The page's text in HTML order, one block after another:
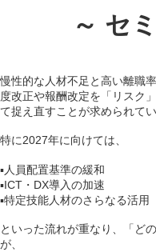
～ セ
慢性的な人材不足と高い離職
度改正や報酬改定を「リスク
て捉え直すことが求められてい
特に2027年に向けては、
▪人員配置基準の緩和
▪ICT・DX導入の加速
▪特定技能人材のさらなる活用
といった流れが重なり、「ど
が、